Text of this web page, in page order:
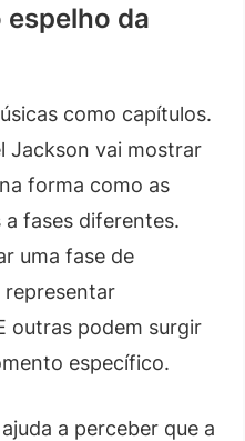
da
como capítulos.
Jackson vai mostrar
forma como as
a fases diferentes.
uma fase de
outras podem surgir
específico.
a perceber que a